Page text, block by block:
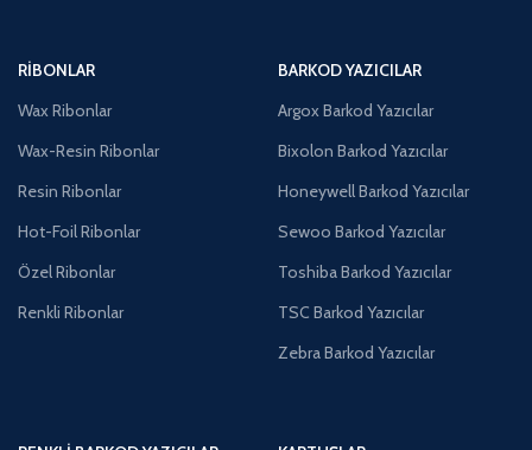
RIBONLAR
Wax Ribonlar
Wax-Resin Ribonlar
Resin Ribonlar
Hot-Foil Ribonlar
Özel Ribonlar
Renkli Ribonlar
BARKOD YAZICILAR
Argox Barkod Yazıcılar
Bixolon Barkod Yazıcılar
Honeywell Barkod Yazıcılar
Sewoo Barkod Yazıcılar
Toshiba Barkod Yazıcılar
TSC Barkod Yazıcılar
Zebra Barkod Yazıcılar